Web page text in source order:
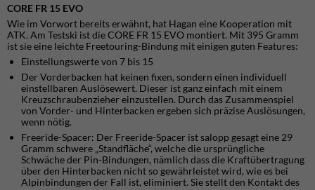
CORE FR 15 EVO
Wie im Vorwort bereits erwähnt, hat Hagan eine Kooperation mit
ATK. Am Testski ist die CORE FR 15 EVO montiert. Mit 395 Gramm
ist sie eine leichte Freetouring-Bindung mit einigen guten Features:
Einstellungswerte von 7 bis 15
Der Vorderbacken hat keinen fixen, sondern einen individuell
einstellbaren Auslösewert. Dieser ist ganz einfach mit einem
Kreuzschraubenzieher einzustellen. Durch das Zusammenspiel
von Vorder- und Hinterbacken ergeben sich präzise Auslösungen,
wenn nötig.
Freeride-Spacer: Der Freeride-Spacer ist salopp gesagt eine 29
Gramm schwere „Standfläche“, welche die ursprüngliche
Schwäche der Pin-Bindungen, nämlich dass die Kraftübertragung
über den Hinterbacken nicht so gewährleistet wird, wie es bei
Alpinbindungen der Fall ist, eliminiert. Sie stellt den Kontakt des